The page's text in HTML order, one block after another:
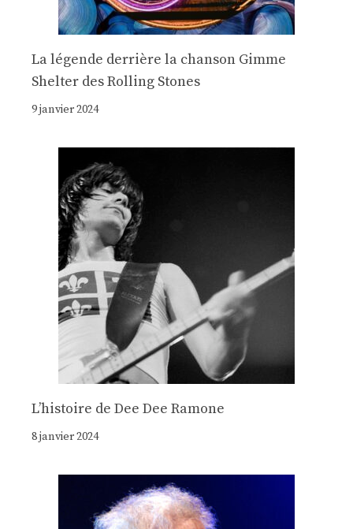
La légende derrière la chanson Gimme
Shelter des Rolling Stones
9 janvier 2024
Lʼhistoire de Dee Dee Ramone
8 janvier 2024